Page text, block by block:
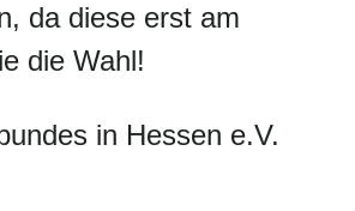
da diese erst am
die Wahl!
in Hessen e.V.